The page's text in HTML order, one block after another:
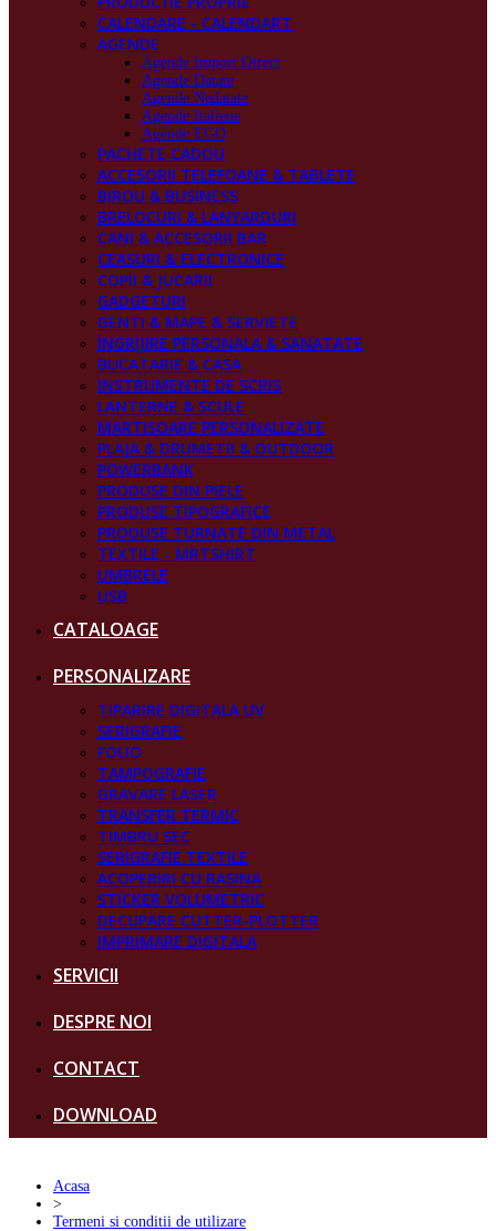
CALENDARE - CALENDART
AGENDE
Agende Import Direct
Agende Datate
Agende Nedatate
Agende Italiene
Agende EGO
PACHETE CADOU
ACCESORII TELEFOANE & TABLETE
BIROU & BUSINESS
BRELOCURI & LANYARDURI
CANI & ACCESORII BAR
CEASURI & ELECTRONICE
COPII & JUCARII
GADGETURI
GENTI & MAPE & SERVIETE
INGRIJIRE PERSONALA & SANATATE
BUCATARIE & CASA
INSTRUMENTE DE SCRIS
LANTERNE & SCULE
MARTISOARE PERSONALIZATE
PLAJA & DRUMETII & OUTDOOR
POWERBANK
PRODUSE DIN PIELE
PRODUSE TIPOGRAFICE
PRODUSE TURNATE DIN METAL
TEXTILE - MRTSHIRT
UMBRELE
USB
CATALOAGE
PERSONALIZARE
TIPARIRE DIGITALA UV
SERIGRAFIE
FOLIO
TAMPOGRAFIE
GRAVARE LASER
TRANSFER TERMIC
TIMBRU SEC
SERIGRAFIE TEXTILE
ACOPERIRI CU RASINA
STICKER VOLUMETRIC
DECUPARE CUTTER-PLOTTER
IMPRIMARE DIGITALA
SERVICII
DESPRE NOI
CONTACT
DOWNLOAD
Acasa
>
Termeni si conditii de utilizare